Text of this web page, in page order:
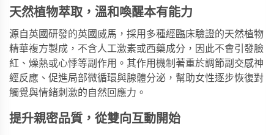
天然植物萃取，溫和喚醒本有能力
源自英國研發的英國威馬 ，採用多種經臨床驗證的天然植物
精華複方製成，不含人工激素或西藥成分，因此不會引發臉
紅、燥熱或心悸等副作用。其作用機制著重於調節副交感神
經反應、促進局部微循環與腺體分泌，幫助女性逐步恢復對
觸覺與情緒刺激的自然回應力。
提升親密品質，從雙向互動開始